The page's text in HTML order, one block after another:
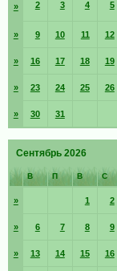
» 2 3 4 5
» 9 10 11 12
» 16 17 18 19
» 23 24 25 26
» 30 31
Сентябрь 2026
В П В С
» 1 2
» 6 7 8 9
» 13 14 15 16